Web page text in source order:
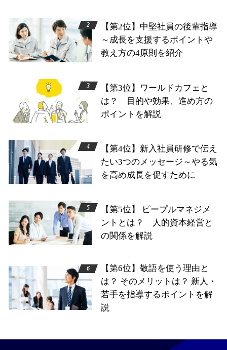
【第2位】中堅社員の後輩指導
～成長を支援するポイントや
教え方の4原則を紹介
【第3位】ワールドカフェと
は？ 目的や効果、進め方の
ポイントを解説
【第4位】新入社員研修で伝え
たい3つのメッセージ～やる気
を高め成長を促すために
【第5位】 ピープルマネジメ
ントとは？ 人的資本経営と
の関係を解説
【第6位】敬語を使う理由と
は？ そのメリットは？ 新人・
若手を指導するポイントを解
説